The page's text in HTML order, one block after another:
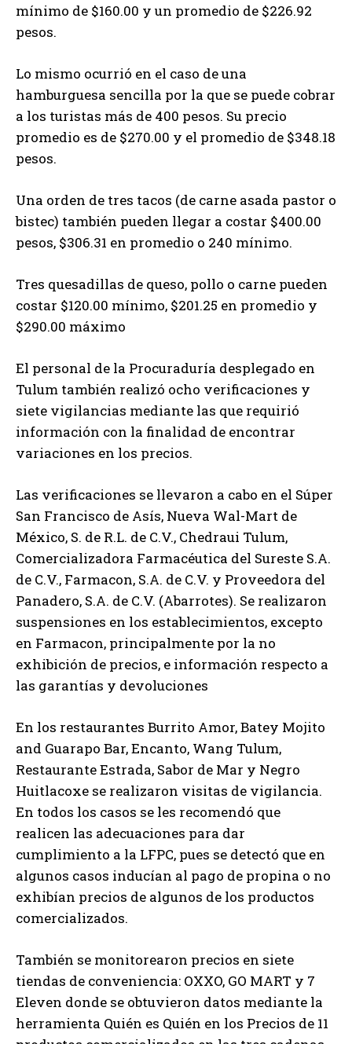
mínimo de $160.00 y un promedio de $226.92
pesos.
Lo mismo ocurrió en el caso de una
hamburguesa sencilla por la que se puede cobrar
a los turistas más de 400 pesos. Su precio
promedio es de $270.00 y el promedio de $348.18
pesos.
Una orden de tres tacos (de carne asada pastor o
bistec) también pueden llegar a costar $400.00
pesos, $306.31 en promedio o 240 mínimo.
Tres quesadillas de queso, pollo o carne pueden
costar $120.00 mínimo, $201.25 en promedio y
$290.00 máximo
El personal de la Procuraduría desplegado en
Tulum también realizó ocho verificaciones y
siete vigilancias mediante las que requirió
información con la finalidad de encontrar
variaciones en los precios.
Las verificaciones se llevaron a cabo en el Súper
San Francisco de Asís, Nueva Wal-Mart de
México, S. de R.L. de C.V., Chedraui Tulum,
Comercializadora Farmacéutica del Sureste S.A.
de C.V., Farmacon, S.A. de C.V. y Proveedora del
Panadero, S.A. de C.V. (Abarrotes). Se realizaron
suspensiones en los establecimientos, excepto
en Farmacon, principalmente por la no
exhibición de precios, e información respecto a
las garantías y devoluciones
En los restaurantes Burrito Amor, Batey Mojito
and Guarapo Bar, Encanto, Wang Tulum,
Restaurante Estrada, Sabor de Mar y Negro
Huitlacoxe se realizaron visitas de vigilancia.
En todos los casos se les recomendó que
realicen las adecuaciones para dar
cumplimiento a la LFPC, pues se detectó que en
algunos casos inducían al pago de propina o no
exhibían precios de algunos de los productos
comercializados.
También se monitorearon precios en siete
tiendas de conveniencia: OXXO, GO MART y 7
Eleven donde se obtuvieron datos mediante la
herramienta Quién es Quién en los Precios de 11